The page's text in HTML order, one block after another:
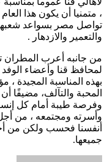
، متمنيا أن يكون هذا
تواصل مصر بسواعد
والتعمير والازدهار .
من جانبه أعرب المطران
لمحافظ قنا وأعضاء
بهذه المناسبة المجيدة
المحبة والتآلف، مضيفًا
وفرصة طيبة أمام كل
وأسرته ومجتمعه ، من
أنفسنا فحسب ولكن من
جميعها.